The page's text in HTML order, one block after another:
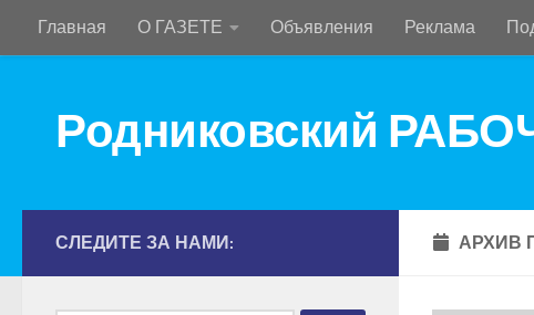
Перейти к содержимому
Главная О ГАЗЕТЕ Объявления Реклама
Родниковский
АРХИВ
СЛЕДИТЕ ЗА НАМИ: